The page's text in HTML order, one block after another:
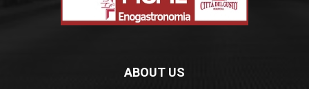
ABOUT US